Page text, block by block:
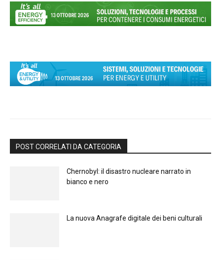
POST CORRELATI DA CATEGORIA
Chernobyl: il disastro nucleare narrato in
bianco e nero
La nuova Anagrafe digitale dei beni culturali